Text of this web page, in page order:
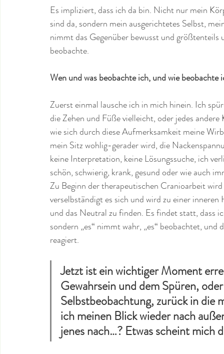
Es impliziert, dass ich da bin. Nicht nur mein
sind da, sondern mein ausgerichtetes Selbst,
nimmt das Gegenüber bewusst und
beobachte.
Wen und was beobachte ich, und wie beobachte
Zuerst einmal lausche ich in mich hinein. Ich
die Zehen und Füße vielleicht, oder jedes
wie sich durch diese Aufmerksamkeit meine
mein Sitz wohlig-gerader wird, die
keine Interpretation, keine Lösungssuche, ich
schön, schwierig, krank, gesund oder wie auch
Zu Beginn der therapeutischen Cranioarbeit
verselbständigt es sich und wird zu einer
und das Neutral zu finden. Es findet statt, dass
sondern „es“ nimmt wahr, „es“ beobachtet,
reagiert.
Jetzt ist ein wichtiger Moment
Gewahrsein und dem Spüren,
Selbstbeobachtung, zurück in die
ich meinen Blick wieder nach
jenes nach…? Etwas scheint mich